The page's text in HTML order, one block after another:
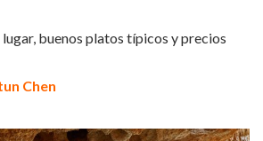
lugar, buenos platos típicos y precios
Chen